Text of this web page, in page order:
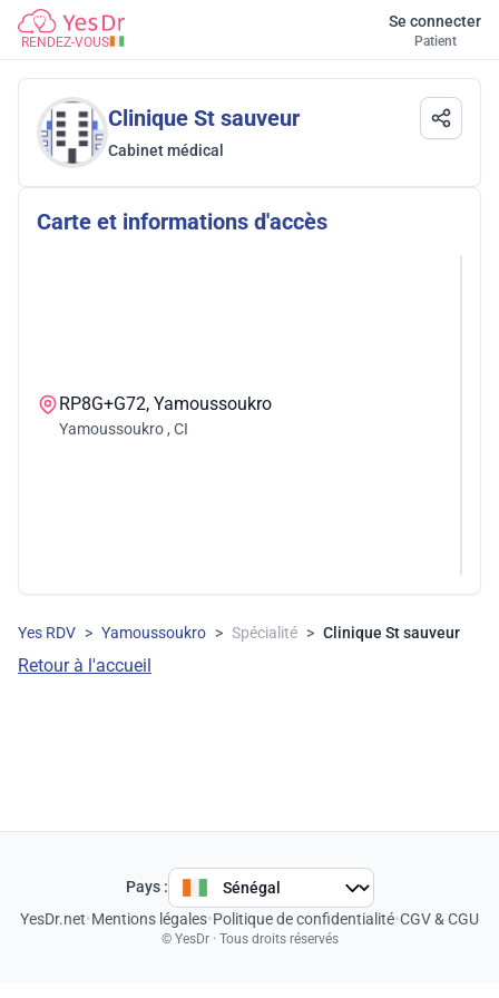
RENDEZ-VOUS
Se connecter
Patient
Clinique St sauveur
Cabinet médical
Carte et informations d'accès
RP8G+G72, Yamoussoukro
Yamoussoukro, CI
Yes RDV > Yamoussoukro > Spécialité > Clinique St sauveur
Retour à l'accueil
Pays :
YesDr.net•Mentions légales•Politique de confidentialité•CGV & CGU
© YesDr · Tous droits réservés